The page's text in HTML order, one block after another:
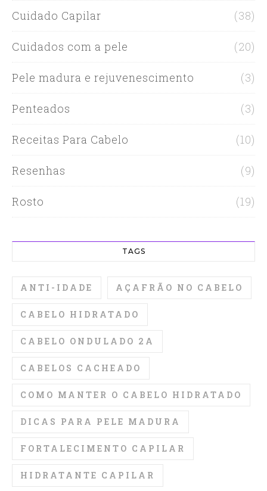
Cuidado Capilar (38)
Cuidados com a pele (20)
Pele madura e rejuvenescimento (3)
Penteados (3)
Receitas Para Cabelo (10)
Resenhas (9)
Rosto (19)
TAGS
ANTI-IDADE AÇAFRÃO NO CABELO
CABELO HIDRATADO
CABELO ONDULADO 2A
CABELOS CACHEADO
COMO MANTER O CABELO HIDRATADO
DICAS PARA PELE MADURA
FORTALECIMENTO CAPILAR
HIDRATANTE CAPILAR